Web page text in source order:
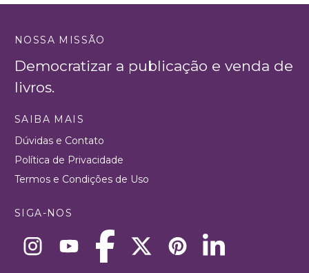
NOSSA MISSÃO
Democratizar a publicação e venda de
livros.
SAIBA MAIS
Dúvidas e Contato
Política de Privacidade
Termos e Condições de Uso
SIGA-NOS